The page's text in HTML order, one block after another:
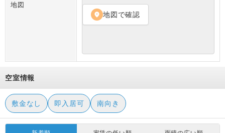
地図
location_on 地図で確認
空室情報
敷金なし 即入居可 南向き